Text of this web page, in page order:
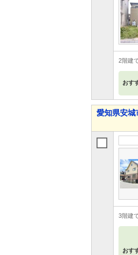
2階建
おす
愛知県安城
3階建
おす